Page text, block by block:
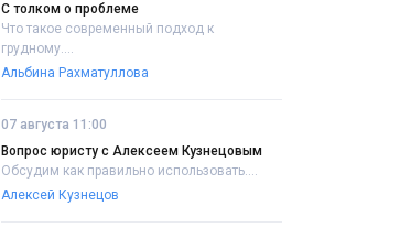
С толком о проблеме
Что такое современный подход к
грудному....
Альбина Рахматуллова
07 августа 11:00
Вопрос юристу с Алексеем Кузнецовым
Обсудим как правильно использовать....
Алексей Кузнецов